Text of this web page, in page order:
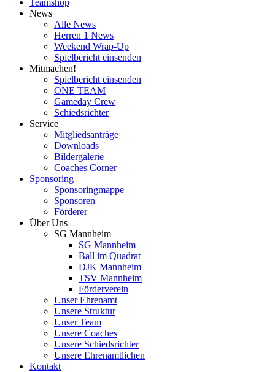
Teamshop
News
Alle News
Herren 1 News
Weekend Wrap-Up
Spielbericht einsenden
Mitmachen!
Spielbericht einsenden
ONE TEAM
Gameday Crew
Schiedsrichter
Service
Mitgliedsanträge
Downloads
Bildergalerie
Coaches Corner
Sponsoring
Sponsoringmappe
Sponsoren
Förderer
Über Uns
SG Mannheim
SG Mannheim
Ball im Quadrat
DJK Mannheim
TSV Mannheim
Förderverein
Unser Ehrenamt
Unsere Struktur
Unser Team
Unsere Coaches
Unsere Schiedsrichter
Unsere Ehrenamtlichen
Kontakt